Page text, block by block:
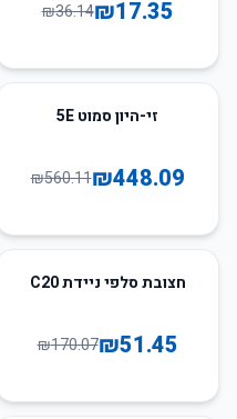
₪17.35
₪36.14
זי-היון סמוט 5E
₪448.09
₪560.11
70
חצובת סלפי ניידת C20
₪51.45
₪170.07